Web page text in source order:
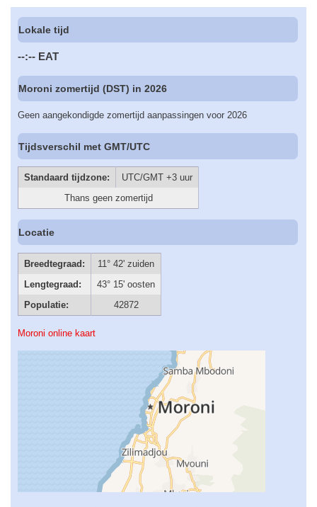
Lokale tijd
--:-- EAT
Moroni zomertijd (DST) in 2026
Geen aangekondigde zomertijd aanpassingen voor 2026
Tijdsverschil met GMT/UTC
Standaard tijdzone:
UTC/GMT +3 uur
Thans geen zomertijd
Locatie
Breedtegraad:
11° 42' zuiden
Lengtegraad:
43° 15' oosten
Populatie:
42872
Moroni online kaart